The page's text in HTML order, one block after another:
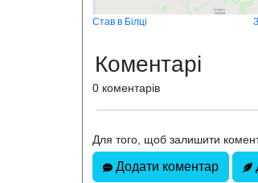
Став в Білці
Коментарі
0 коментарів
Для того, щоб залишити
Додати коментар